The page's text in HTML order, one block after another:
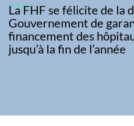
l’année
La FHF se félicite de la
Gouvernement de
financement des
jusqu’à la fin de l’année